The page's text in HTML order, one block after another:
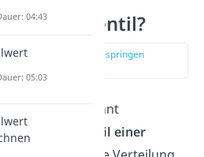
ist ein Perzentil?
zur Stelle im Video springen
(auch genannt
ist ein
Anteil einer
04:43
05:03